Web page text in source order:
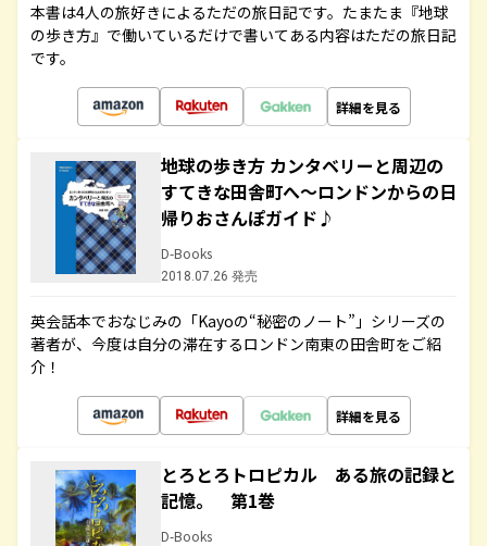
本書は4人の旅好きによるただの旅日記です。たまたま『地球
の歩き方』で働いているだけで書いてある内容はただの旅日記
です。
詳細を見る
地球の歩き方 カンタベリーと周辺の
すてきな田舎町へ～ロンドンからの日
帰りおさんぽガイド♪
D-Books
2018.07.26 発売
英会話本でおなじみの「Kayoの“秘密のノート”」シリーズの
著者が、今度は自分の滞在するロンドン南東の田舎町をご紹
介！
詳細を見る
とろとろトロピカル ある旅の記録と
記憶。 第1巻
D-Books